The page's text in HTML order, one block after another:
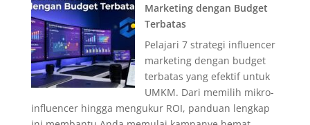
Marketing dengan Budget
Terbatas
Pelajari 7 strategi influencer
marketing dengan budget
terbatas yang efektif untuk
UMKM. Dari memilih mikro-
influencer hingga mengukur ROI, panduan lengkap